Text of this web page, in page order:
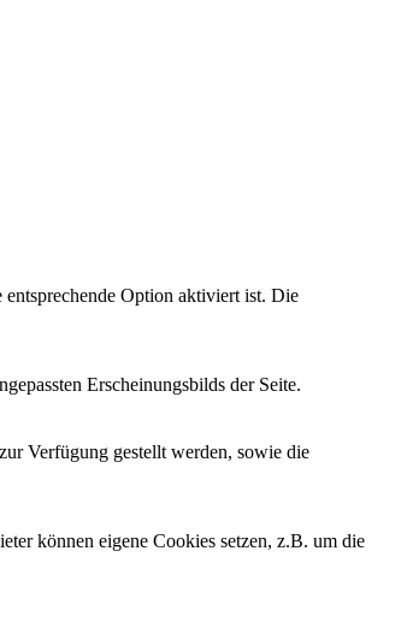
Option aktiviert ist. Die
Erscheinungsbilds der Seite.
Verfügung gestellt werden, sowie die
können eigene Cookies setzen, z.B. um die